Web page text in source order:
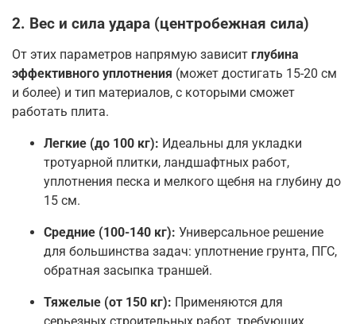
2. Вес и сила удара (центробежная сила)
От этих параметров напрямую зависит глубина
эффективного уплотнения (может достигать 15-20 см
и более) и тип материалов, с которыми сможет
работать плита.
Легкие (до 100 кг): Идеальны для укладки
тротуарной плитки, ландшафтных работ,
уплотнения песка и мелкого щебня на глубину до
15 см.
Средние (100-140 кг): Универсальное решение
для большинства задач: уплотнение грунта, ПГС,
обратная засыпка траншей.
Тяжелые (от 150 кг): Применяются для